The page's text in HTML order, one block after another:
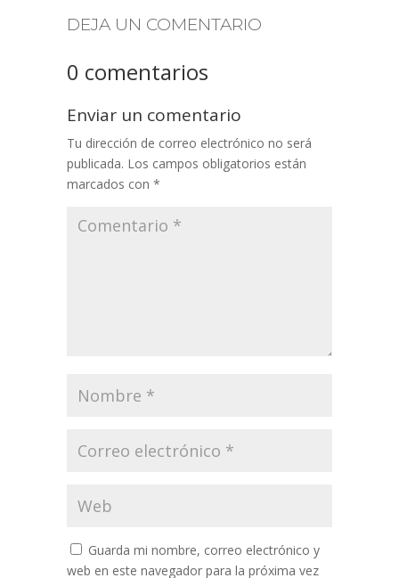
DEJA UN COMENTARIO
0 comentarios
Enviar un comentario
Tu dirección de correo electrónico no será
publicada. Los campos obligatorios están
marcados con *
Guarda mi nombre, correo electrónico y
web en este navegador para la próxima vez